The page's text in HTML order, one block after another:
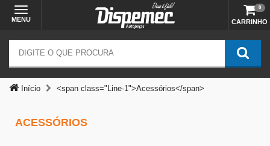
MENU CARRINHO
0
Início <span class="Line-1">Acessórios</span>
ACESSÓRIOS